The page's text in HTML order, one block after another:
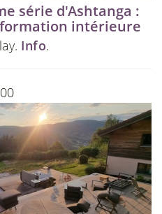
série d'Ashtanga :
intérieure
Info.